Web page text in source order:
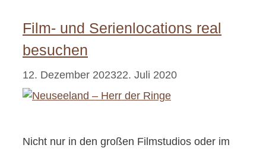
Film- und Serienlocations real
besuchen
12. Dezember 202322. Juli 2020
Nicht nur in den großen Filmstudios oder im